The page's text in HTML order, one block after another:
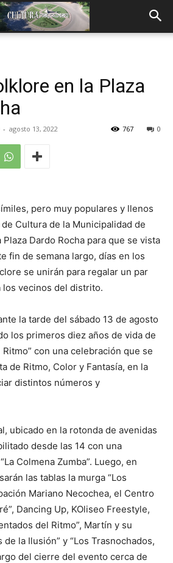
en la Plaza
- agosto 13, 2022 0
767
pero muy populares y llenos
Cultura de la Municipalidad de
Dardo Rocha para que se vista
fin de semana largo, días en los
se unirán para regalar un par
los vecinos del distrito.
la tarde del sábado 13 de agosto
los primeros diez años de vida de
con una celebración que se
de Ritmo, Color y Fantasía, en la
distintos números y
ubicado en la rotonda de avenidas
desde las 14 con una
Colmena Zumba”. Luego, en
las tablas la murga “Los
Mariano Necochea, el Centro
Dancing Up, KOliseo Freestyle,
del Ritmo”, Martín y su
de la Ilusión” y “Los Trasnochados,
del cierre del evento cerca de